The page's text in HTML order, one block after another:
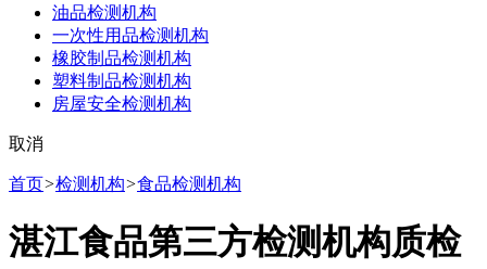
油品检测机构
一次性用品检测机构
橡胶制品检测机构
塑料制品检测机构
房屋安全检测机构
取消
首页>检测机构>食品检测机构
湛江食品第三方检测机构质检